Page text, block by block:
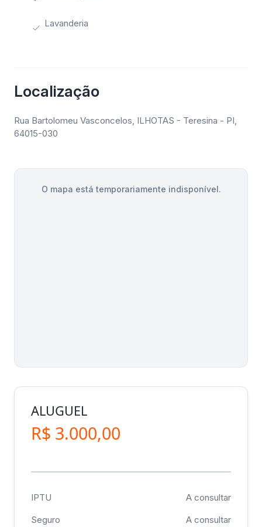
Lavanderia
Localização
Rua Bartolomeu Vasconcelos, ILHOTAS - Teresina - PI,
64015-030
O mapa está temporariamente indisponível.
ALUGUEL
R$ 3.000,00
IPTU
A consultar
Seguro
A consultar